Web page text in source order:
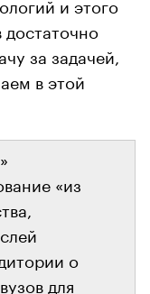
достаточно
за задачей,
в этой
«из
о
для